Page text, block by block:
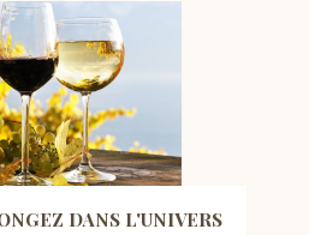
DANS L'UNIVERS